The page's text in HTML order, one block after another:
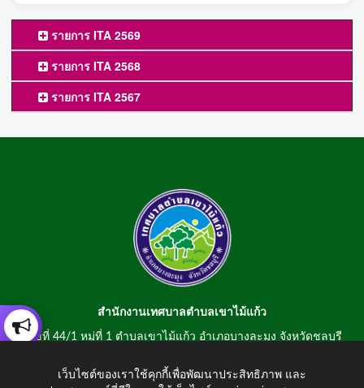
รายการ ITA 2569
รายการ ITA 2568
รายการ ITA 2567
สำนักงานเทศบาลตำบลเขาไม้แก้ว
เลขที่ 44/1 หมู่ที่ 1 ตำบลเขาไม้แก้ว อำเภอบางละมุง จังหวัดชลบุรี
สอบถามข้อมูลโทรศัพท์/โทรสาร 0-3807-2634-5
เว็บไซต์ของเราใช้คุกกี้เพื่อพัฒนาประสิทธิภาพ และ